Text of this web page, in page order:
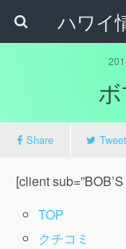
Share Tweet
[client
TOP
クチコミ